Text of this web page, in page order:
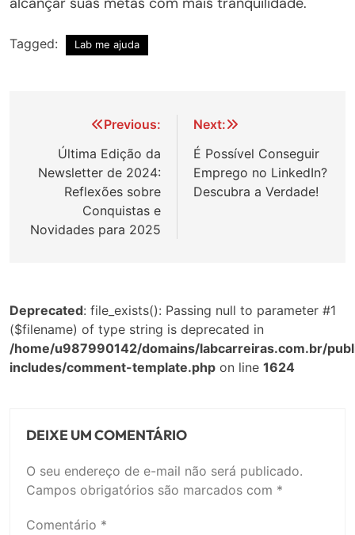
Tagged: Lab me ajuda
Navegação
Post
Previous:
Última Edição da
Newsletter de 2024:
Reflexões sobre
Conquistas e
Novidades para 2025
Next:
É Possível Conseguir
Emprego no LinkedIn?
Descubra a Verdade!
Deprecated: file_exists(): Passing null to parameter #1
($filename) of type string is deprecated in
/home/u987990142/domains/labcarreiras.com.br/
includes/comment-template.php on line 1624
DEIXE UM COMENTÁRIO
O seu endereço de e-mail não será publicado.
Campos obrigatórios são marcados com *
Comentário *